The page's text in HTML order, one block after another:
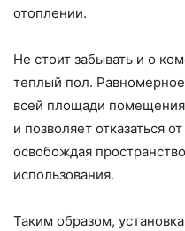
отоплении.
Не стоит забывать и о
теплый пол.
всей площади
и позволяет отказаться
освобождая
использования.
Таким образом,